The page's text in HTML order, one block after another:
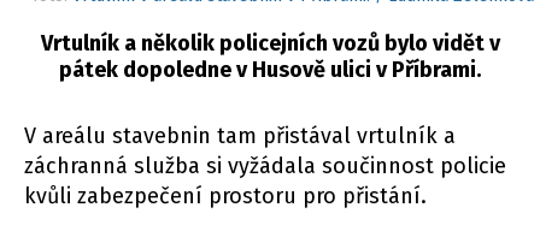
Vrtulník a několik policejních vozů bylo vidět v
pátek dopoledne v Husově ulici v Příbrami.
V areálu stavebnin tam přistával vrtulník a
záchranná služba si vyžádala součinnost policie
kvůli zabezpečení prostoru pro přistání.